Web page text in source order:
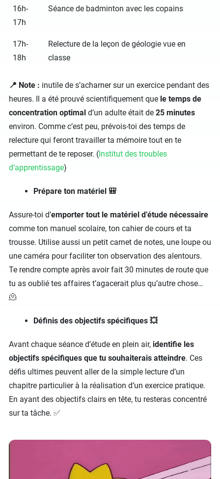
16h-
17h
Séance de badminton avec les copains
17h-
18h
Relecture de la leçon de géologie vue en
classe
📍 Note : inutile de s’acharner sur un exercice pendant des
heures. Il a été prouvé scientifiquement que le temps de
concentration optimal d’un adulte était de 25 minutes
environ. Comme c’est peu, prévois-toi des temps de
relecture qui feront travailler ta mémoire tout en te
permettant de te reposer. (Institut des troubles
d’apprentissage)
Prépare ton matériel 🎒
Assure-toi d’emporter tout le matériel d’étude nécessaire
comme ton manuel scolaire, ton cahier de cours et ta
trousse. Utilise aussi un petit carnet de notes, une loupe ou
une caméra pour faciliter ton observation des alentours.
Te rendre compte après avoir fait 30 minutes de route que
tu as oublié tes affaires t’agacerait plus qu’autre chose…
🫠
Définis des objectifs spécifiques 💥
Avant chaque séance d’étude en plein air, identifie les
objectifs spécifiques que tu souhaiterais atteindre. Ces
défis ultimes peuvent aller de la simple lecture d’un
chapitre particulier à la réalisation d’un exercice pratique.
En ayant des objectifs clairs en tête, tu resteras concentré
sur ta tâche. ✅